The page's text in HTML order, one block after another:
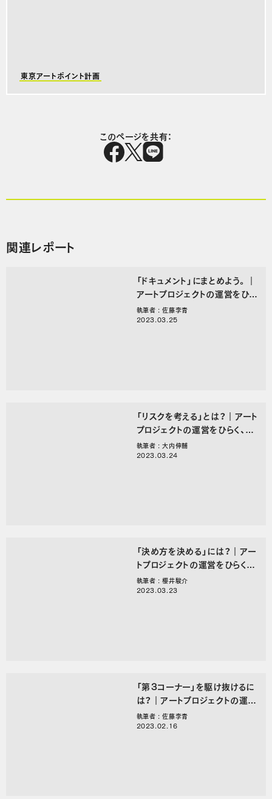
東京アートポイント計画
このページを共有：
関連レポート
「ドキュメント」にまとめよう。｜
アートプロジェクトの運営をひら
く、○○のことば
執筆者 : 佐藤李青
2023.03.25
「リスクを考える」とは？｜アート
プロジェクトの運営をひらく、○
○のことば。
執筆者 : 大内伸輔
2023.03.24
「決め方を決める」には？｜アー
トプロジェクトの運営をひらく、
○○のことば。
執筆者 : 櫻井駿介
2023.03.23
「第３コーナー」を駆け抜けるに
は？｜アートプロジェクトの運営
をひらく、○○のことば
執筆者 : 佐藤李青
2023.02.16